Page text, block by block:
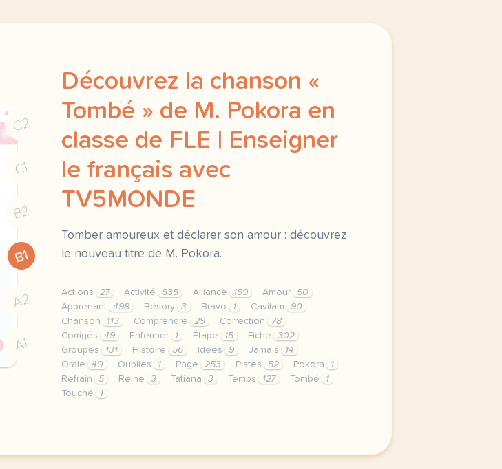
C2
C1
B2
B1
A2
A1
Découvrez la chanson «
Tombé » de M. Pokora en
classe de FLE | Enseigner
le français avec
TV5MONDE
Tomber amoureux et déclarer son amour : découvrez
le nouveau titre de M. Pokora.
Actions 27 Activité 835 Alliance 159 Amour
50
Apprenant
498 Bésory 3 Bravo 1 Cavilam
90
Chanson
113 Comprendre 29 Correction
78
Corrigés
49 Enfermer 1 Étape 15 Fiche
302
Groupes
131 Histoire 56 Idées 9 Jamais
14
Orale
40 Oublies 1 Page 253 Pistes 52 Pokora
1
Refrain
5 Reine 3 Tatiana 3 Temps 127 Tombé
1
Touché
1